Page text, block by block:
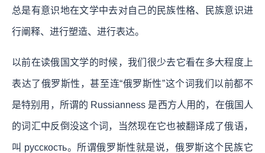
总是有意识地在文学中去对自己的民族性格、民族意识进
行阐释、进行塑造、进行表达。
以前在读俄国文学的时候，我们很少去它看在多大程度上
表达了俄罗斯性，甚至连“俄罗斯性”这个词我们以前都不
是特别用，所谓的 Russianness 是西方人用的，在俄国人
的词汇中反倒没这个词，当然现在它也被翻译成了俄语，
叫 русскость。所谓俄罗斯性就是说，俄罗斯这个民族它